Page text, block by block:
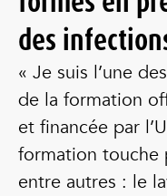
des
« Je suis l’une
de la formation
et financée par
formation touche
entre autres : le